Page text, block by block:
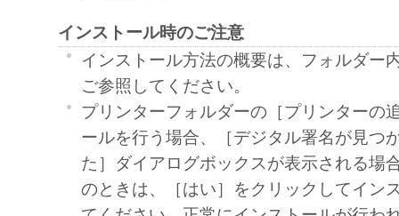
ア」を使用させることはできません。
(2) お客様は、「本ソフトウェア」の全部
正、改変、逆コンパイル、逆アセンブル、
エンジニアリング等することはできません
このような行為をさせてはなりません。
３．著作権表示
お客様は、「本ソフトウェア」に含まれる
インストール時のご注意
インストール方法の概要は、フォルダー
ご参照してください。
プリンターフォルダーの［プリンターの
ールを行う場合、［デジタル署名が見つ
た］ダイアログボックスが表示される場
のときは、［はい］をクリックしてイン